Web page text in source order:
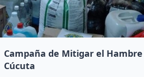
Campaña de Mitigar el
Cúcuta